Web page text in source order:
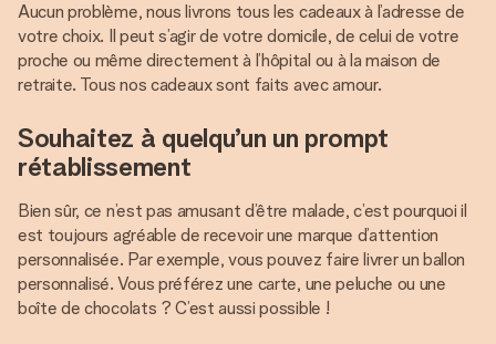
Aucun problème, nous livrons tous les cadeaux à l’adresse de
votre choix. Il peut s’agir de votre domicile, de celui de votre
proche ou même directement à l’hôpital ou à la maison de
retraite. Tous nos cadeaux sont faits avec amour.
Souhaitez à quelqu’un un prompt
rétablissement
Bien sûr, ce n’est pas amusant d’être malade, c’est pourquoi il
est toujours agréable de recevoir une marque d’attention
personnalisée. Par exemple, vous pouvez faire livrer un ballon
personnalisé. Vous préférez une carte, une peluche ou une
boîte de chocolats ? C’est aussi possible !